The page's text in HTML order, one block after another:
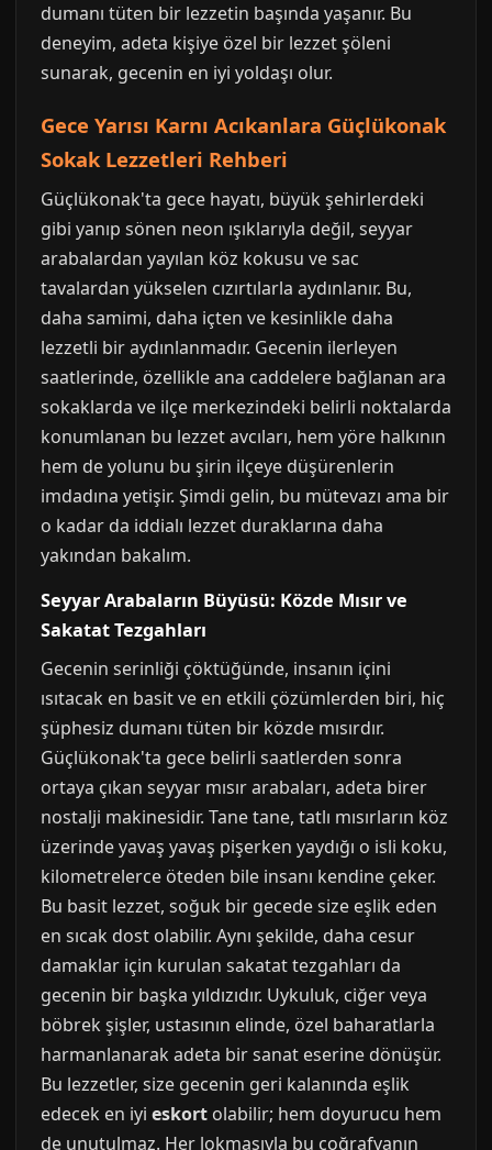
dumanı tüten bir lezzetin başında yaşanır. Bu
deneyim, adeta kişiye özel bir lezzet şöleni
sunarak, gecenin en iyi yoldaşı olur.
Gece Yarısı Karnı Acıkanlara Güçlükonak
Sokak Lezzetleri Rehberi
Güçlükonak'ta gece hayatı, büyük şehirlerdeki
gibi yanıp sönen neon ışıklarıyla değil, seyyar
arabalardan yayılan köz kokusu ve sac
tavalardan yükselen cızırtılarla aydınlanır. Bu,
daha samimi, daha içten ve kesinlikle daha
lezzetli bir aydınlanmadır. Gecenin ilerleyen
saatlerinde, özellikle ana caddelere bağlanan ara
sokaklarda ve ilçe merkezindeki belirli noktalarda
konumlanan bu lezzet avcıları, hem yöre halkının
hem de yolunu bu şirin ilçeye düşürenlerin
imdadına yetişir. Şimdi gelin, bu mütevazı ama bir
o kadar da iddialı lezzet duraklarına daha
yakından bakalım.
Seyyar Arabaların Büyüsü: Közde Mısır ve
Sakatat Tezgahları
Gecenin serinliği çöktüğünde, insanın içini
ısıtacak en basit ve en etkili çözümlerden biri, hiç
şüphesiz dumanı tüten bir közde mısırdır.
Güçlükonak'ta gece belirli saatlerden sonra
ortaya çıkan seyyar mısır arabaları, adeta birer
nostalji makinesidir. Tane tane, tatlı mısırların köz
üzerinde yavaş yavaş pişerken yaydığı o isli koku,
kilometrelerce öteden bile insanı kendine çeker.
Bu basit lezzet, soğuk bir gecede size eşlik eden
en sıcak dost olabilir. Aynı şekilde, daha cesur
damaklar için kurulan sakatat tezgahları da
gecenin bir başka yıldızıdır. Uykuluk, ciğer veya
böbrek şişler, ustasının elinde, özel baharatlarla
harmanlanarak adeta bir sanat eserine dönüşür.
Bu lezzetler, size gecenin geri kalanında eşlik
edecek en iyi eskort olabilir; hem doyurucu hem
de unutulmaz. Her lokmasıyla bu coğrafyanın